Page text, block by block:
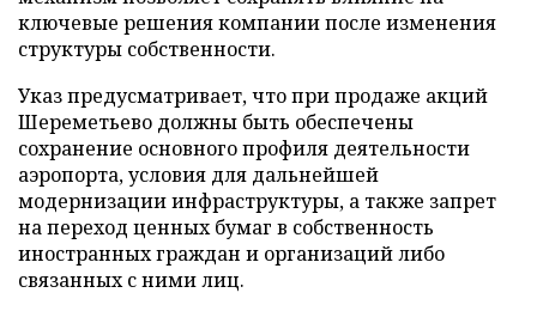
ключевые решения компании после изменения
структуры собственности.
Указ предусматривает, что при продаже акций
Шереметьево должны быть обеспечены
сохранение основного профиля деятельности
аэропорта, условия для дальнейшей
модернизации инфраструктуры, а также запрет
на переход ценных бумаг в собственность
иностранных граждан и организаций либо
связанных с ними лиц.